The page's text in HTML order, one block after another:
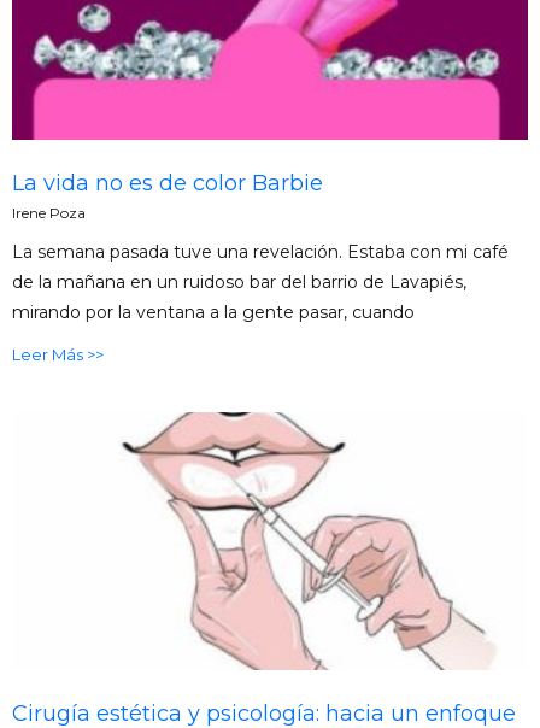
La vida no es de color Barbie
Irene Poza
La semana pasada tuve una revelación. Estaba con mi café
de la mañana en un ruidoso bar del barrio de Lavapiés,
mirando por la ventana a la gente pasar, cuando
Leer Más >>
Cirugía estética y psicología: hacia un enfoque